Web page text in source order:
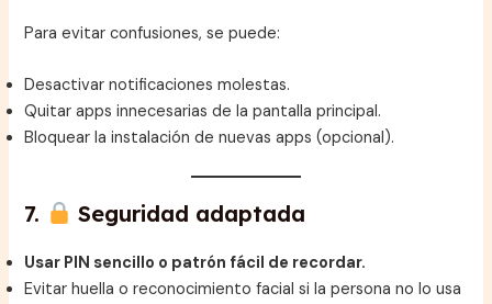
Para evitar confusiones, se puede:
Desactivar notificaciones molestas.
Quitar apps innecesarias de la pantalla principal.
Bloquear la instalación de nuevas apps (opcional).
7. Seguridad adaptada
Usar PIN sencillo o patrón fácil de recordar.
Evitar huella o reconocimiento facial si la persona no lo usa